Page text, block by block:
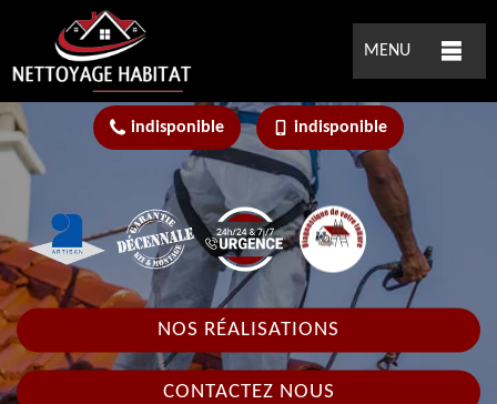
MENU
indisponible indisponible
NOS RÉALISATIONS
CONTACTEZ NOUS